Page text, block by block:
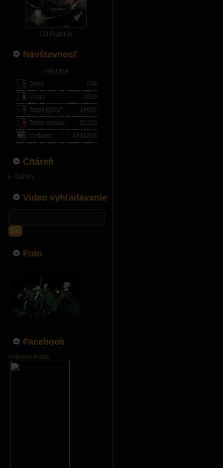
CD Bigbíťák
Návštevnosť
4914358
Dnes
538
Včera
2820
Tento týždeň
14032
Tento mesiac
22210
Celkove
4914358
Čitáreň
Články
Video vyhľadávanie
Go
Foto
Facebook
Lubomir Belak